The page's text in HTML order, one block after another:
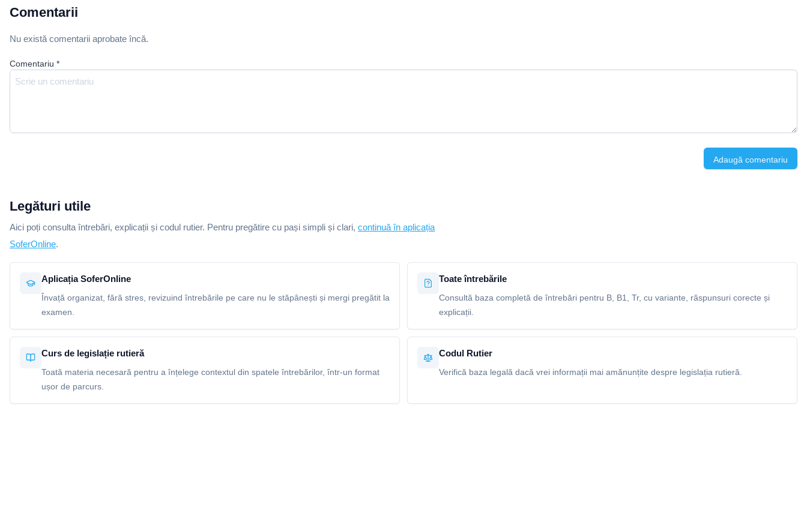
Comentarii
Nu există comentarii aprobate încă.
Comentariu *
Adaugă comentariu
Legături utile
Aici poți consulta întrebări, explicații și codul rutier. Pentru pregătire cu pași simpli și clari, continuă în aplicația
SoferOnline.
Aplicația SoferOnline
Învață organizat, fără stres, revizuind întrebările pe care nu le stăpânești și mergi pregătit la
examen.
Toate întrebările
Consultă baza completă de întrebări pentru B, B1, Tr, cu variante, răspunsuri corecte și
explicații.
Curs de legislație rutieră
Toată materia necesară pentru a înțelege contextul din spatele întrebărilor, într-un format
ușor de parcurs.
Codul Rutier
Verifică baza legală dacă vrei informații mai amănunțite despre legislația rutieră.